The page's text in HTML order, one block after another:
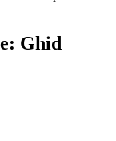
Ghid